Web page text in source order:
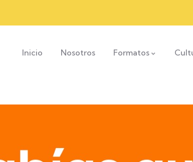
Inicio Nosotros Formatos